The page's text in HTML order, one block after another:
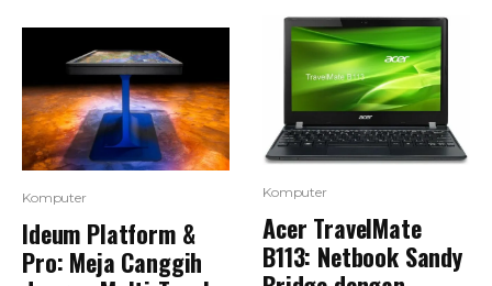
Komputer
Ideum Platform &
Pro: Meja Canggih
Komputer
Acer TravelMate
B113: Netbook Sandy